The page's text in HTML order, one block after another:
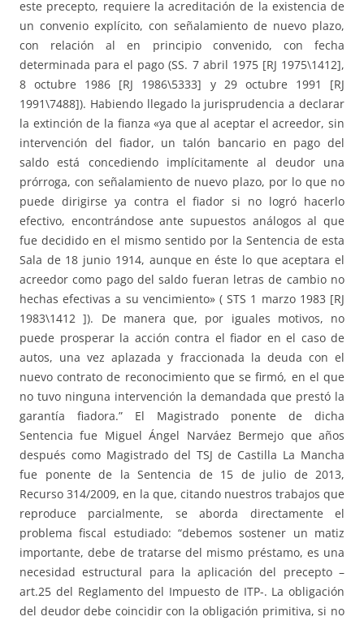
este precepto, requiere la acreditación de la existencia de
un convenio explícito, con señalamiento de nuevo plazo,
con relación al en principio convenido, con fecha
determinada para el pago (SS. 7 abril 1975 [RJ 1975\1412],
8 octubre 1986 [RJ 1986\5333] y 29 octubre 1991 [RJ
1991\7488]). Habiendo llegado la jurisprudencia a declarar
la extinción de la fianza «ya que al aceptar el acreedor, sin
intervención del fiador, un talón bancario en pago del
saldo está concediendo implícitamente al deudor una
prórroga, con señalamiento de nuevo plazo, por lo que no
puede dirigirse ya contra el fiador si no logró hacerlo
efectivo, encontrándose ante supuestos análogos al que
fue decidido en el mismo sentido por la Sentencia de esta
Sala de 18 junio 1914, aunque en éste lo que aceptara el
acreedor como pago del saldo fueran letras de cambio no
hechas efectivas a su vencimiento» ( STS 1 marzo 1983 [RJ
1983\1412 ]). De manera que, por iguales motivos, no
puede prosperar la acción contra el fiador en el caso de
autos, una vez aplazada y fraccionada la deuda con el
nuevo contrato de reconocimiento que se firmó, en el que
no tuvo ninguna intervención la demandada que prestó la
garantía fiadora.” El Magistrado ponente de dicha
Sentencia fue Miguel Ángel Narváez Bermejo que años
después como Magistrado del TSJ de Castilla La Mancha
fue ponente de la Sentencia de 15 de julio de 2013,
Recurso 314/2009, en la que, citando nuestros trabajos que
reproduce parcialmente, se aborda directamente el
problema fiscal estudiado: “debemos sostener un matiz
importante, debe de tratarse del mismo préstamo, es una
necesidad estructural para la aplicación del precepto –
art.25 del Reglamento del Impuesto de ITP-. La obligación
del deudor debe coincidir con la obligación primitiva, si no